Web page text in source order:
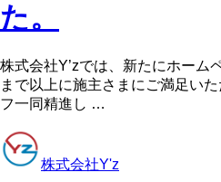
た。
株式会社Y’zでは、新たにホーム
まで以上に施主さまにご満足い
フ一同精進し …
株式会社Y'z